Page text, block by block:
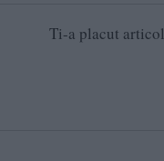
Ti-a placut